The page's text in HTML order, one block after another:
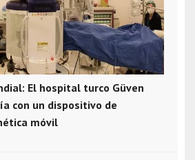
El hospital turco Güven
con un dispositivo de
móvil